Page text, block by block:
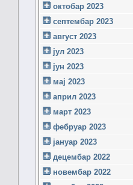
октобар 2023
септембар 2023
август 2023
јул 2023
јун 2023
мај 2023
април 2023
март 2023
фебруар 2023
јануар 2023
децембар 2022
новембар 2022